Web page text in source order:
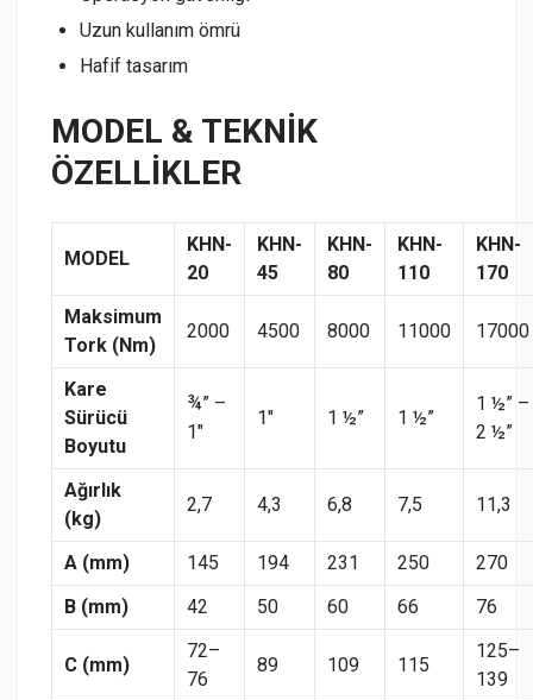
Uzun kullanım ömrü
Hafif tasarım
MODEL & TEKNİK
ÖZELLİKLER
MODEL
KHN-
20
KHN-
45
KHN-
80
KHN-
110
KHN-
170
Maksimum
Tork (Nm)
2000 4500 8000 11000 17000
Kare
Sürücü
Boyutu
¾” –
1″
1″ 1 ½” 1 ½”
1 ½” –
2 ½”
Ağırlık
(kg)
2,7 4,3 6,8 7,5 11,3
A (mm) 145 194 231 250
270
B (mm)
42 50 60 66 76
C (mm)
72–
76
89 109 115
125–
139